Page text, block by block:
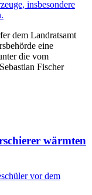
dem Landratsamt
eine
die vom
Fischer
wärmten